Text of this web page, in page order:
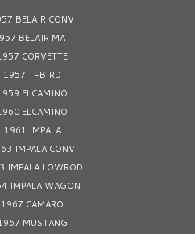
BELAIR CONV
BELAIR MAT
CORVETTE
1957 T-BIRD
ELCAMINO
ELCAMINO
1961 IMPALA
IMPALA CONV
IMPALA LOWROD
IMPALA WAGON
1967 CAMARO
MUSTANG